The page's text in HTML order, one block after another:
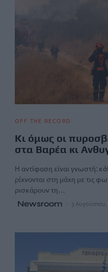
OFF THE RECORD
Κι όμως οι
στα Βαρέα κι
Η αντίφαση είναι γνωστή:
ρίχνονται στη μάχη με τις
ρισκάρουν τη…
Newsroom 3 Αυγούστου,